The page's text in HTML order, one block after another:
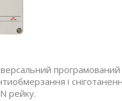
і
рейку.